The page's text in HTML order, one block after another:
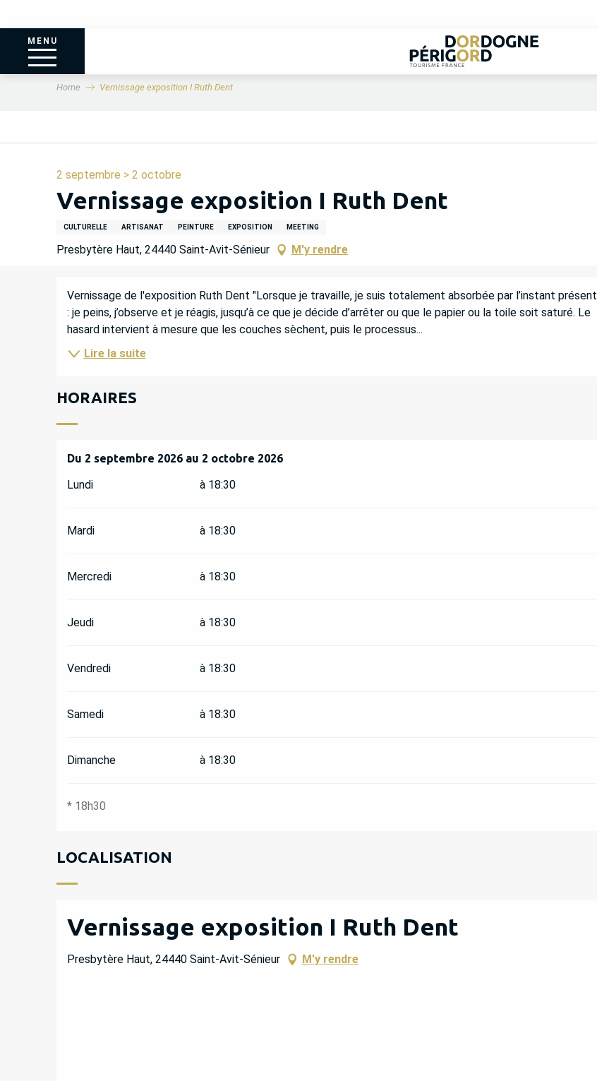
MENU
Home Vernissage exposition I Ruth Dent
2 septembre > 2 octobre
Vernissage exposition I Ruth Dent
CULTURELLE ARTISANAT PEINTURE EXPOSITION MEETING
Presbytère Haut, 24440 Saint-Avit-Sénieur M'y rendre
DESCRIPTION
Vernissage de l'exposition Ruth Dent "Lorsque je travaille, je suis totalement absorbée par l’instant présent
: je peins, j’observe et je réagis, jusqu’à ce que je décide d’arrêter ou que le papier ou la toile soit saturé. Le
hasard intervient à mesure que les couches sèchent, puis le processus...
Lire la suite
HORAIRES
Du 2 septembre 2026 au 2 octobre 2026
Du 2 septembre 2026 au 2 octobre 2026
Lundi à 18:30
Mardi à 18:30
Mercredi à 18:30
Jeudi à 18:30
Vendredi à 18:30
Samedi à 18:30
Dimanche à 18:30
* 18h30
LOCALISATION
Vernissage exposition I Ruth Dent
Presbytère Haut, 24440 Saint-Avit-Sénieur M'y rendre